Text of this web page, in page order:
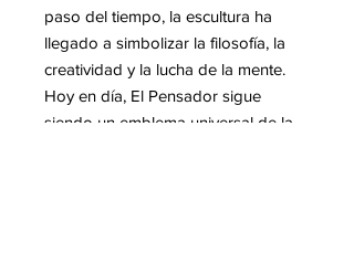
paso del tiempo, la escultura ha
llegado a simbolizar la filosofía, la
creatividad y la lucha de la mente.
Hoy en día, El Pensador sigue
siendo un emblema universal de la